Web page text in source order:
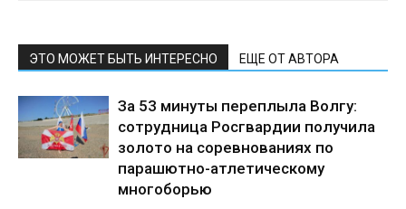
ЭТО МОЖЕТ БЫТЬ ИНТЕРЕСНО ЕЩЕ ОТ АВТОРА
За 53 минуты переплыла Волгу:
сотрудница Росгвардии получила
золото на соревнованиях по
парашютно-атлетическому
многоборью